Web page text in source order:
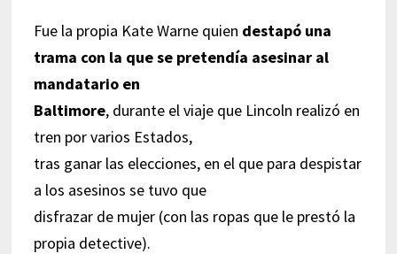
Fue la propia Kate Warne quien destapó una
trama con la que se pretendía asesinar al
mandatario en
Baltimore, durante el viaje que Lincoln realizó en
tren por varios Estados,
tras ganar las elecciones, en el que para despistar
a los asesinos se tuvo que
disfrazar de mujer (con las ropas que le prestó la
propia detective).